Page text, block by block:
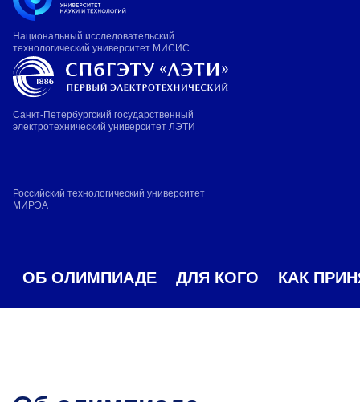
Национальный исследовательский
технологический университет МИСИС
Санкт-Петербургский государственный
электротехнический университет ЛЭТИ
Российский технологический университет
МИРЭА
ОБ ОЛИМПИАДЕ ДЛЯ КОГО КАК